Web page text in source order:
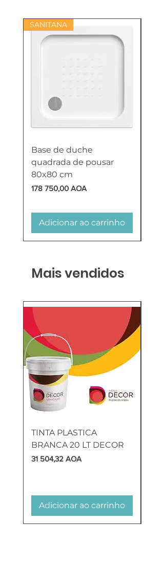
SANITANA
Base de duche
quadrada de pousar
80x80 cm
Preço
178 750,00 AOA
Adicionar ao carrinho
Mais vendidos
TINTA PLASTICA
BRANCA 20 LT DECOR
Preço
31 504,32 AOA
Adicionar ao carrinho